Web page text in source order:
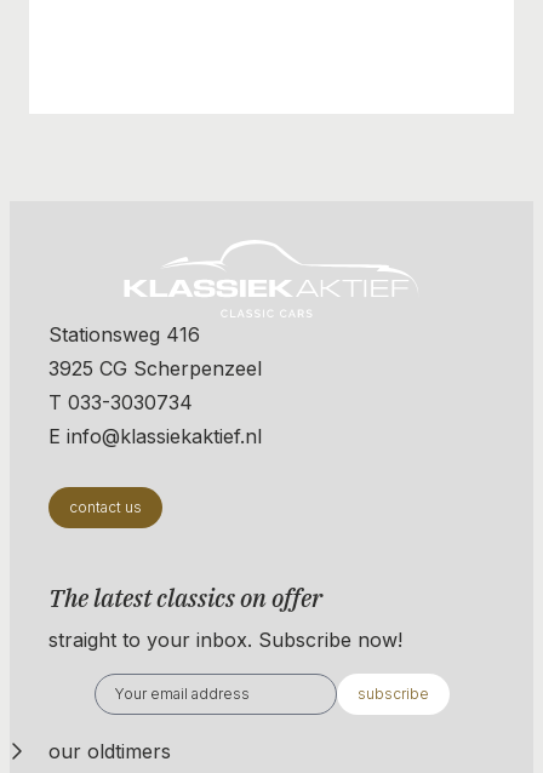
Stationsweg 416
3925 CG Scherpenzeel
T 033-3030734
E info@klassiekaktief.nl
contact us
The latest classics on offer
straight to your inbox. Subscribe now!
subscribe
our oldtimers